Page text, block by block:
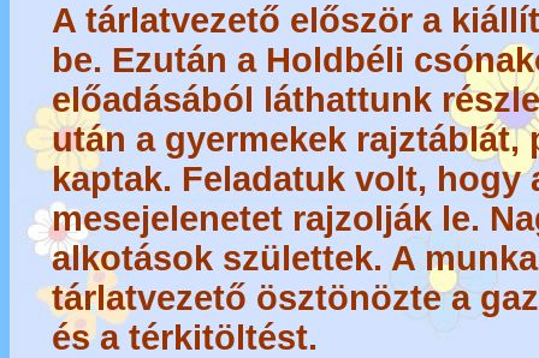
A tárlatvezető először a
be. Ezután a Holdbéli
előadásából láthattunk
után a gyermekek rajztáblát,
kaptak. Feladatuk volt, hogy
mesejelenetet rajzolják le.
alkotások születtek. A
tárlatvezető ösztönözte a
és a térkitöltést.